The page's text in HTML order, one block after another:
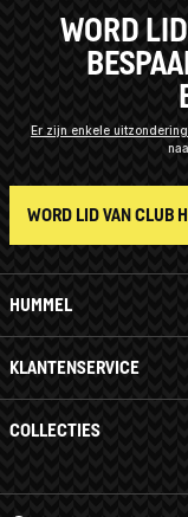
HUMMEL
KLANTENSERVICE
COLLECTIES
WORD
Er zijn enkele
WORD LID VAN CLUB